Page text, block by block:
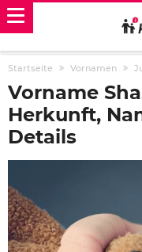
Startseite Vornamen
Vorname
Herkunft,
Details